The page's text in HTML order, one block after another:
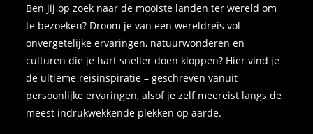
Ben jij op zoek naar de mooiste landen ter wereld om
te bezoeken? Droom je van een wereldreis vol
onvergetelijke ervaringen, natuurwonderen en
culturen die je hart sneller doen kloppen? Hier vind je
de ultieme reisinspiratie – geschreven vanuit
persoonlijke ervaringen, alsof je zelf meereist langs de
meest indrukwekkende plekken op aarde.